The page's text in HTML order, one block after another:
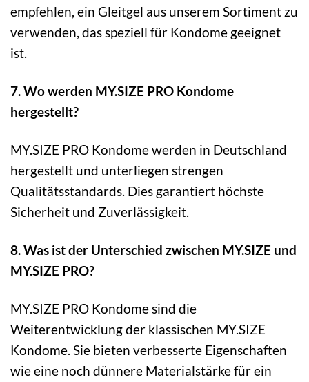
empfehlen, ein Gleitgel aus unserem Sortiment zu
verwenden, das speziell für Kondome geeignet
ist.
7. Wo werden MY.SIZE PRO Kondome
hergestellt?
MY.SIZE PRO Kondome werden in Deutschland
hergestellt und unterliegen strengen
Qualitätsstandards. Dies garantiert höchste
Sicherheit und Zuverlässigkeit.
8. Was ist der Unterschied zwischen MY.SIZE und
MY.SIZE PRO?
MY.SIZE PRO Kondome sind die
Weiterentwicklung der klassischen MY.SIZE
Kondome. Sie bieten verbesserte Eigenschaften
wie eine noch dünnere Materialstärke für ein